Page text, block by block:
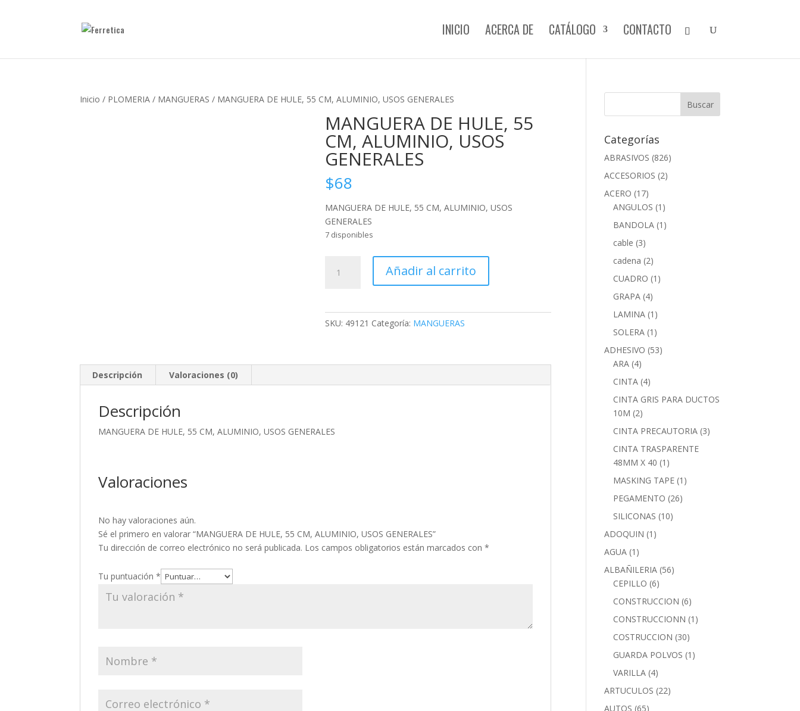
INICIO ACERCA DE CATÁLOGO CONTACTO
Inicio / PLOMERIA / MANGUERAS / MANGUERA DE HULE, 55 CM, ALUMINIO, USOS GENERALES
MANGUERA DE HULE, 55
CM, ALUMINIO, USOS
GENERALES
$68
MANGUERA DE HULE, 55 CM, ALUMINIO, USOS
GENERALES
7 disponibles
Añadir al carrito
SKU: 49121 Categoría: MANGUERAS
Descripción Valoraciones (0)
Descripción
MANGUERA DE HULE, 55 CM, ALUMINIO, USOS GENERALES
Valoraciones
No hay valoraciones aún.
Sé el primero en valorar “MANGUERA DE HULE, 55 CM, ALUMINIO, USOS GENERALES”
Tu dirección de correo electrónico no será publicada. Los campos obligatorios están marcados con*
Tu puntuación*
Categorías
ABRASIVOS (826)
ACCESORIOS (2)
ACERO (17)
ANGULOS (1)
BANDOLA (1)
cable (3)
cadena (2)
CUADRO (1)
GRAPA (4)
LAMINA (1)
SOLERA (1)
ADHESIVO (53)
ARA (4)
CINTA (4)
CINTA GRIS PARA DUCTOS
10M (2)
CINTA PRECAUTORIA (3)
CINTA TRASPARENTE
48MM X 40 (1)
MASKING TAPE (1)
PEGAMENTO (26)
SILICONAS (10)
ADOQUIN (1)
AGUA (1)
ALBAÑILERIA (56)
CEPILLO (6)
CONSTRUCCION (6)
CONSTRUCCIONN (1)
COSTRUCCION (30)
GUARDA POLVOS (1)
VARILLA (4)
ARTUCULOS (22)
AUTOS (65)